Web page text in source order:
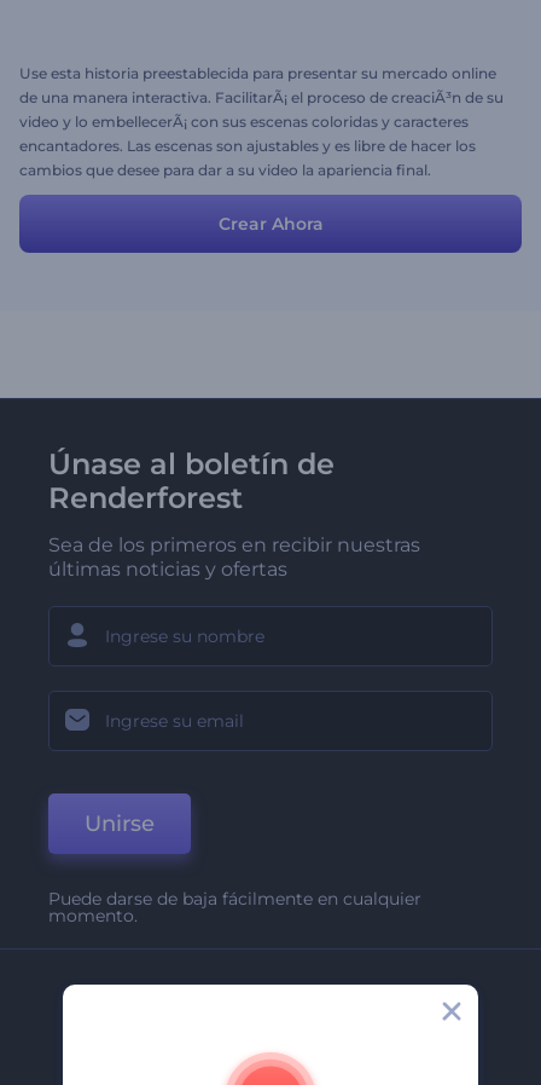
Use esta historia preestablecida para presentar su mercado online
de una manera interactiva. FacilitarÃ¡ el proceso de creaciÃ³n de su
video y lo embellecerÃ¡ con sus escenas coloridas y caracteres
encantadores. Las escenas son ajustables y es libre de hacer los
cambios que desee para dar a su video la apariencia final.
Crear Ahora
Únase al boletín de
Renderforest
Sea de los primeros en recibir nuestras
últimas noticias y ofertas
Unirse
Puede darse de baja fácilmente en cualquier
momento.